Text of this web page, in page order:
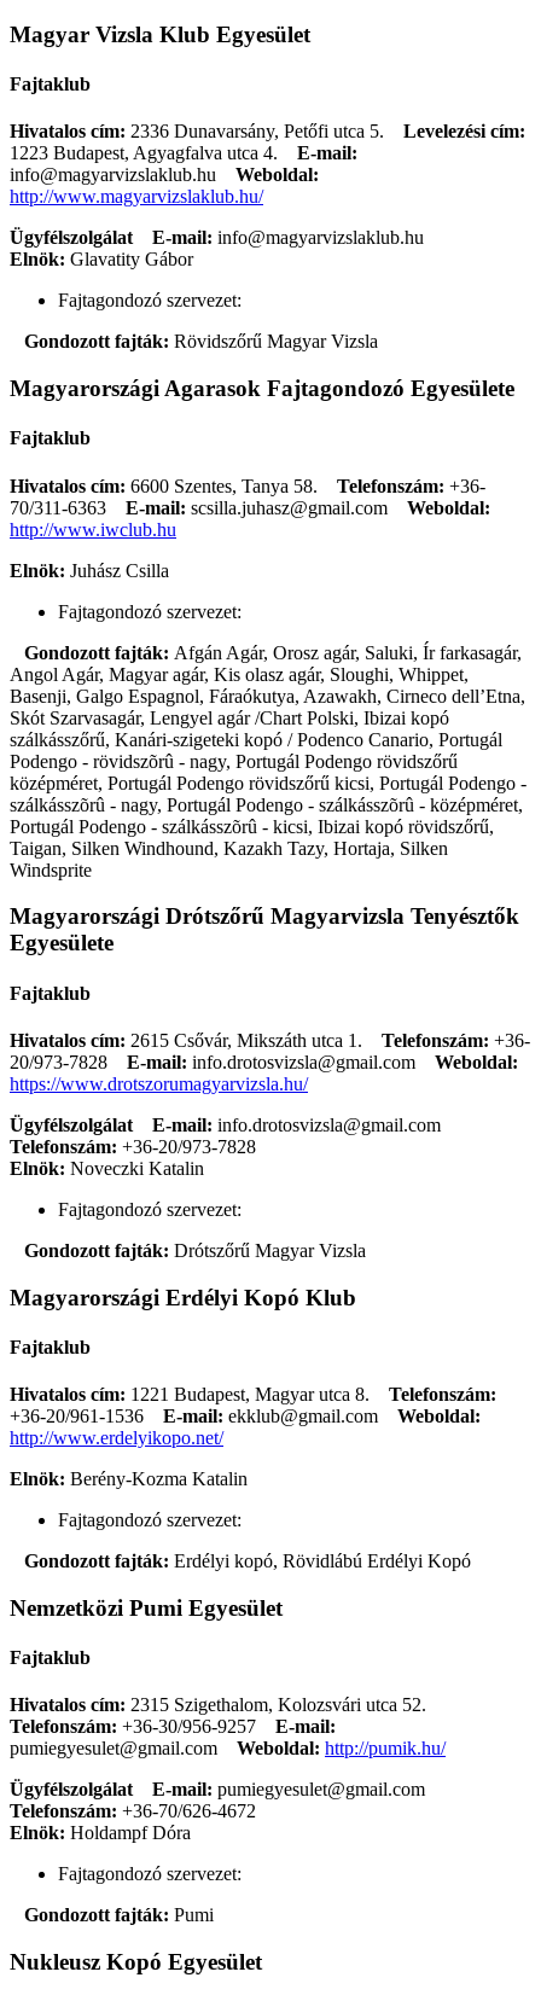
Magyar Vizsla Klub Egyesület
Fajtaklub
Hivatalos cím: 2336 Dunavarsány, Petőfi utca 5. Levelezési cím:
1223 Budapest, Agyagfalva utca 4.
E-mail:
info@magyarvizslaklub.hu
Weboldal:
http://www.magyarvizslaklub.hu/
Ügyfélszolgálat
E-mail: info@magyarvizslaklub.hu
Elnök: Glavatity Gábor
Fajtagondozó szervezet:
Gondozott fajták: Rövidszőrű Magyar Vizsla
Magyarországi Agarasok Fajtagondozó Egyesülete
Fajtaklub
Hivatalos cím: 6600 Szentes, Tanya 58. Telefonszám: +36-
70/311-6363
E-mail: scsilla.juhasz@gmail.com
Weboldal:
http://www.iwclub.hu
Elnök: Juhász Csilla
Fajtagondozó szervezet:
Gondozott fajták: Afgán Agár, Orosz agár, Saluki, Ír farkasagár,
Angol Agár, Magyar agár, Kis olasz agár, Sloughi, Whippet,
Basenji, Galgo Espagnol, Fáraókutya, Azawakh, Cirneco dell’Etna,
Skót Szarvasagár, Lengyel agár /Chart Polski, Ibizai kopó
szálkásszőrű, Kanári-szigeteki kopó / Podenco Canario, Portugál
Podengo - rövidszõrû - nagy, Portugál Podengo rövidszőrű
középméret, Portugál Podengo rövidszőrű kicsi, Portugál Podengo -
szálkásszõrû - nagy, Portugál Podengo - szálkásszõrû - középméret,
Portugál Podengo - szálkásszõrû - kicsi, Ibizai kopó rövidszőrű,
Taigan, Silken Windhound, Kazakh Tazy, Hortaja, Silken
Windsprite
Magyarországi Drótszőrű Magyarvizsla Tenyésztők
Egyesülete
Fajtaklub
Hivatalos cím: 2615 Csővár, Mikszáth utca 1. Telefonszám: +36-
20/973-7828
E-mail: info.drotosvizsla@gmail.com
Weboldal:
https://www.drotszorumagyarvizsla.hu/
Ügyfélszolgálat
E-mail: info.drotosvizsla@gmail.com
Telefonszám: +36-20/973-7828
Elnök: Noveczki Katalin
Fajtagondozó szervezet:
Gondozott fajták: Drótszőrű Magyar Vizsla
Magyarországi Erdélyi Kopó Klub
Fajtaklub
Hivatalos cím: 1221 Budapest, Magyar utca 8. Telefonszám:
+36-20/961-1536
E-mail: ekklub@gmail.com
Weboldal:
http://www.erdelyikopo.net/
Elnök: Berény-Kozma Katalin
Fajtagondozó szervezet:
Gondozott fajták: Erdélyi kopó, Rövidlábú Erdélyi Kopó
Nemzetközi Pumi Egyesület
Fajtaklub
Hivatalos cím: 2315 Szigethalom, Kolozsvári utca 52.
Telefonszám: +36-30/956-9257
E-mail:
pumiegyesulet@gmail.com
Weboldal: http://pumik.hu/
Ügyfélszolgálat
E-mail: pumiegyesulet@gmail.com
Telefonszám: +36-70/626-4672
Elnök: Holdampf Dóra
Fajtagondozó szervezet:
Gondozott fajták: Pumi
Nukleusz Kopó Egyesület